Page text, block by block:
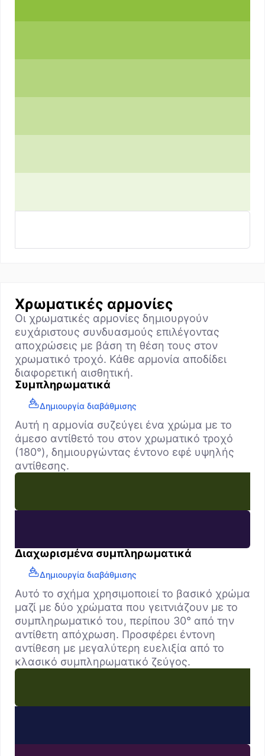
Χρωματικές αρμονίες
Οι χρωματικές αρμονίες δημιουργούν
ευχάριστους συνδυασμούς επιλέγοντας
αποχρώσεις με βάση τη θέση τους στον
χρωματικό τροχό. Κάθε αρμονία αποδίδει
διαφορετική αισθητική.
Συμπληρωματικά
Δημιουργία διαβάθμισης
Αυτή η αρμονία συζεύγει ένα χρώμα με το
άμεσο αντίθετό του στον χρωματικό τροχό
(180°), δημιουργώντας έντονο εφέ υψηλής
αντίθεσης.
Διαχωρισμένα συμπληρωματικά
Δημιουργία διαβάθμισης
Αυτό το σχήμα χρησιμοποιεί το βασικό χρώμα
μαζί με δύο χρώματα που γειτνιάζουν με το
συμπληρωματικό του, περίπου 30° από την
αντίθετη απόχρωση. Προσφέρει έντονη
αντίθεση με μεγαλύτερη ευελιξία από το
κλασικό συμπληρωματικό ζεύγος.